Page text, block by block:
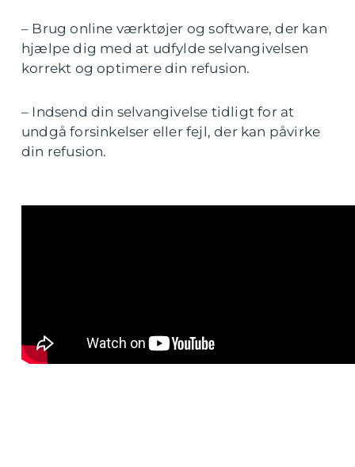
– Brug online værktøjer og software, der kan
hjælpe dig med at udfylde selvangivelsen
korrekt og optimere din refusion.
– Indsend din selvangivelse tidligt for at
undgå forsinkelser eller fejl, der kan påvirke
din refusion.